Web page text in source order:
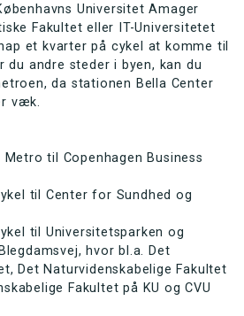
Universitet Amager
Fakultet eller IT-Universitetet
et kvarter på cykel at komme til
du andre steder i byen, kan du
da stationen Bella Center
væk.
til Copenhagen Business
til Center for Sundhed og
til Universitetsparken og
hvor bl.a. Det
Det Naturvidenskabelige Fakultet
Fakultet på KU og CVU